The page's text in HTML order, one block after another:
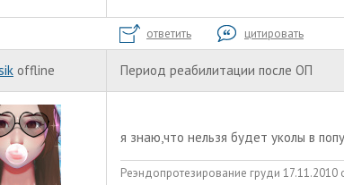
ответить цитировать
offline Период реабилитации после ОП
я знаю,что нельзя будет уколы в
Реэндопротезирование груди